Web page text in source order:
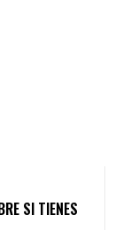
SI TIENES